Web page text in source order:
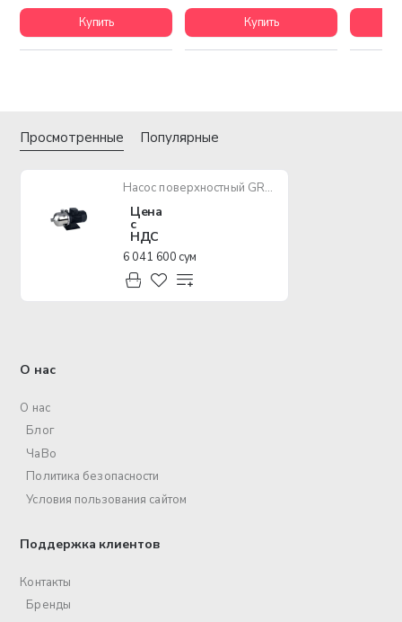
Купить Купить
Просмотренные Популярные
Насос поверхностный GRANDFAR CB-CHI8-40 2200W
Цена
с
НДС
6 041 600 сум
О нас
О нас
Блог
ЧаВо
Политика безопасности
Условия пользования сайтом
Поддержка клиентов
Контакты
Бренды